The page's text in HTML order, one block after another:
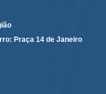
Praça 14 de Janeiro